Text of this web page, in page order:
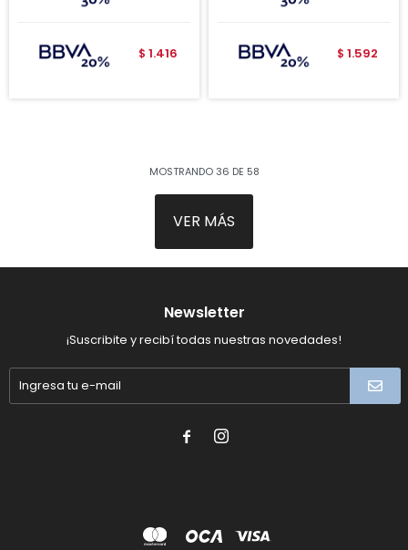
$ 1.416 $ 1.592
MOSTRANDO36 DE 58
VER MÁS
Newsletter
¡Suscribite y recibí todas nuestras novedades!
 